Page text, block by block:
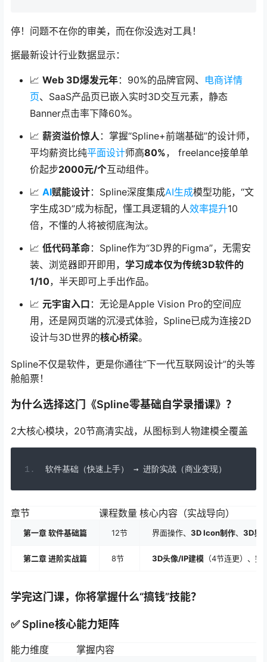
停！问题不在你的审美，而在你没选对工具！
据最新设计行业数据显示：
📈 Web 3D爆发元年：90%的品牌官网、 电商详情
页、SaaS产品页已嵌入实时3D交互元素，静态
Banner点击率下降60%。
📈 薪资溢价惊人 ：掌握“Spline+前端基础”的设计师，
平均薪资比纯平面设计师高80%， freelance接单单
价起步2000元/个互动组件。
📈 AI赋能设计：Spline深度集成AI生成模型功能，“文
字生成3D”成为标配，懂工具逻辑的人效率提升10
倍，不懂的人将被彻底淘汰。
📈 低代码革命：Spline作为“3D界的Figma”，无需安
装、浏览器即开即用， 学习成本仅为传统3D软件的
1/10，半天即可上手出作品。
📈 元宇宙入口 ：无论是Apple Vision Pro的空间应
用，还是网页端的沉浸式体验，Spline已成为连接2D
设计与3D世界的核心桥梁。
Spline不仅是软件，更是你通往“下一代互联网设计”的头等
舱船票！
为什么选择这门《Spline零基础自学录播课》？
2大核心模块，20节高清实战，从图标到人物建模全覆盖
软件基础（快速上手） → 进阶实战（商业变现）
章节 课程数量 核心内容（实战导向）
第一章 软件基础篇 12节 界面操作、 3D Icon制作、 3D界
第二章 进阶实战篇 8节 3D头像/IP建模 （4节连更）、 完
学完这门课，你将掌握什么“搞钱”技能？
✅ Spline核心能力矩阵
能力维度 掌握内容